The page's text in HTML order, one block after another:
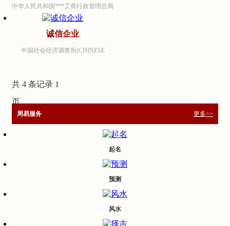
东大学周易研究中心”。2000年9月，
中心正式更名为“...
管理工作需要的务实型、复合型和应
用型高层次管理人才，特别强调在掌
握现代管理理论和方法的基础上，通
过商业案例分析、实战观摩、分析与
中华人民共和国***工商行政管理总局
（State Administration for Industry and
Commerce of the People's Republic of
是中华人民共和国***主管市场监督管
诚信企业
中国社会经济调查所(CHINESE
（CISES）组建于1991年11月30日，
中国社会经济调查所是隶属于***发展
和改革委员会中国经济体制改革研究
会，专门从事社会经济问题的调查和
共 4 条记录 1
页
周易服务 更多>>
起名
预测
风水